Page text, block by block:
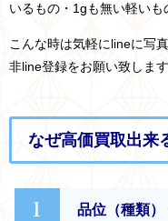
いるもの・1gも無い軽いも
こんな時は気軽にlineに写
非line登録をお願い致しま
なぜ高価買取出来
1 品位（種類）